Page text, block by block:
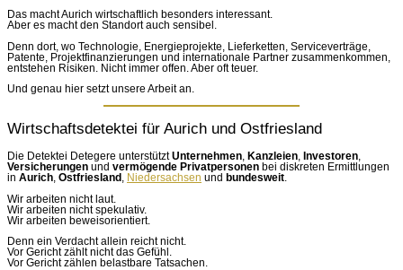
Das macht Aurich wirtschaftlich besonders interessant.
Aber es macht den Standort auch sensibel.
Denn dort, wo Technologie, Energieprojekte, Lieferketten, Serviceverträge,
Patente, Projektfinanzierungen und internationale Partner zusammenkommen,
entstehen Risiken. Nicht immer offen. Aber oft teuer.
Und genau hier setzt unsere Arbeit an.
Wirtschaftsdetektei für Aurich und Ostfriesland
Die Detektei Detegere unterstütztUnternehmen, Kanzleien, Investoren,
Versicherungen und vermögende Privatpersonen bei diskreten Ermittlungen
in Aurich, Ostfriesland , Niedersachsen und bundesweit.
Wir arbeiten nicht laut.
Wir arbeiten nicht spekulativ.
Wir arbeiten beweisorientiert.
Denn ein Verdacht allein reicht nicht.
Vor Gericht zählt nicht das Gefühl.
Vor Gericht zählen belastbare Tatsachen.